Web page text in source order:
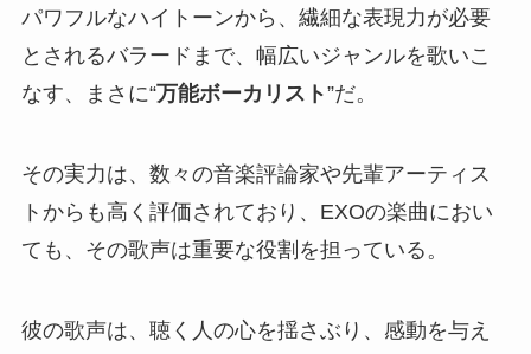
パワフルなハイトーンから、繊細な表現力が必要
とされるバラードまで、幅広いジャンルを歌いこ
なす、まさに“万能ボーカリスト”だ。
その実力は、数々の音楽評論家や先輩アーティス
トからも高く評価されており、EXOの楽曲におい
ても、その歌声は重要な役割を担っている。
彼の歌声は、聴く人の心を揺さぶり、感動を与え